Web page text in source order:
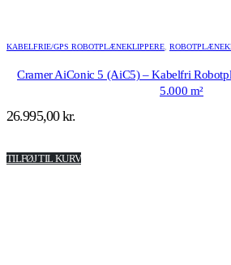
KABELFRIE/GPS ROBOTPLÆNEKLIPPERE
Cramer AiConic 5 (AiC5) – Kabelfri
5.000 m²
26.995,00kr.
TILFØJ TIL KURV